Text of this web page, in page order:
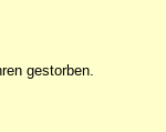
gestorben.